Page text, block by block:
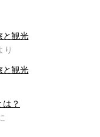
と観光
り
と観光
？